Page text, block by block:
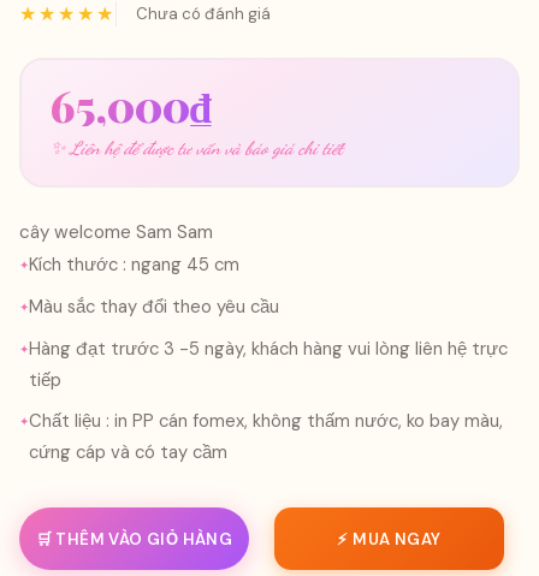
★★★★★ Chưa có đánh giá
65,000₫
✨ Liên hệ để được tư vấn và báo giá chi tiết
cây welcome Sam Sam
Kích thước : ngang 45 cm
Màu sắc thay đổi theo yêu cầu
Hàng đạt trước 3 -5 ngày, khách hàng vui lòng liên hệ trực
tiếp
Chất liệu : in PP cán fomex, không thấm nước, ko bay màu,
cứng cáp và có tay cầm
🛒 THÊM VÀO GIỎ HÀNG ⚡ MUA NGAY